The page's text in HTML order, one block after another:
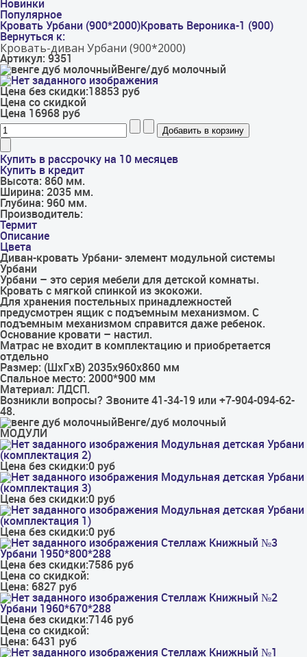
Новинки
Популярное
Кровать Урбани (900*2000)Кровать Вероника-1 (900)
Вернуться к:
Кровать-диван Урбани (900*2000)
Артикул: 9351
Венге/дуб молочный
Цена без скидки:18853 руб
Цена со скидкой
Цена 16968 руб
Купить в рассрочку на 10 месяцев
Купить в кредит
Высота: 860 мм.
Ширина: 2035 мм.
Глубина: 960 мм.
Производитель:
Термит
Описание
Цвета
Диван-кровать Урбани- элемент модульной системы
Урбани
Урбани – это серия мебели для детской комнаты.
Кровать с мягкой спинкой из экокожи.
Для хранения постельных принадлежностей
предусмотрен ящик с подъемным механизмом. С
подъемным механизмом справится даже ребенок.
Основание кровати – настил.
Матрас не входит в комплектацию и приобретается
отдельно
Размер: (ШxГxВ) 2035x960x860 мм
Спальное место: 2000*900 мм
Материал: ЛДСП.
Возникли вопросы? Звоните 41-34-19 или +7-904-094-62-
48.
Венге/дуб молочный
МОДУЛИ
Модульная детская Урбани
(комплектация 2)
Цена без скидки:0 руб
Модульная детская Урбани
(комплектация 3)
Цена без скидки:0 руб
Модульная детская Урбани
(комплектация 1)
Цена без скидки:0 руб
Стеллаж Книжный №3
Урбани 1950*800*288
Цена без скидки:7586 руб
Цена со скидкой:
Цена: 6827 руб
Стеллаж Книжный №2
Урбани 1960*670*288
Цена без скидки:7146 руб
Цена со скидкой:
Цена: 6431 руб
Стеллаж Книжный №1